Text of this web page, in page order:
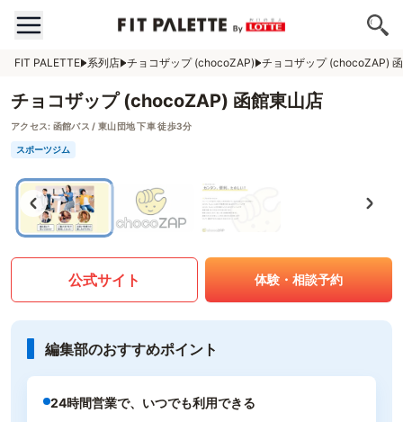
FIT PALETTE 系列店 チョコザップ (chocoZAP) チョコザップ (chocoZAP)
チョコザップ (chocoZAP) 函館東山店
アクセス: 函館バス / 東山団地 下車 徒歩3分
スポーツジム
公式サイト 体験・相談予約
編集部のおすすめポイント
24時間営業で、いつでも利用できる